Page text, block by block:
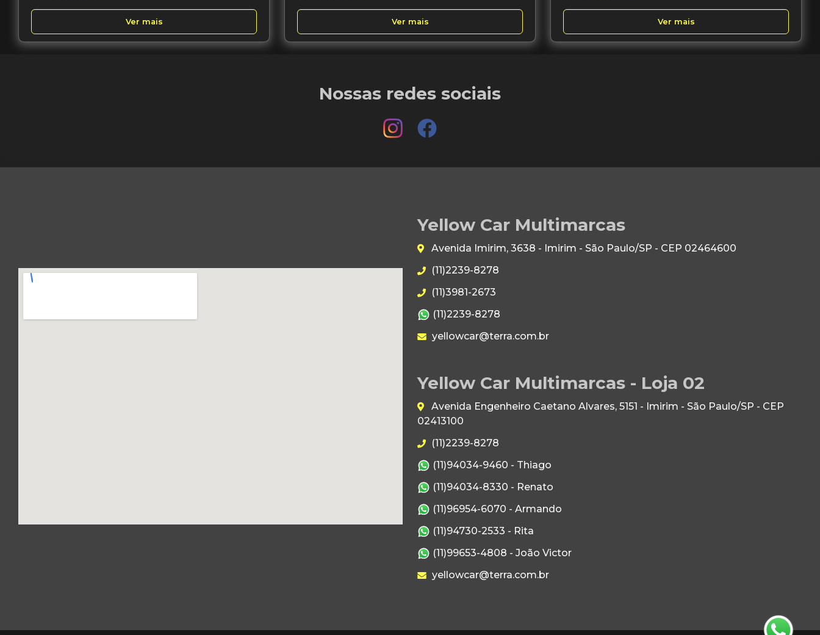
Ver mais Ver mais Ver mais
Nossas redes sociais
Yellow Car Multimarcas
Avenida Imirim, 3638 - Imirim - São Paulo/SP - CEP 02464600
(11)2239-8278
(11)3981-2673
(11)2239-8278
yellowcar@terra.com.br
Yellow Car Multimarcas - Loja 02
Avenida Engenheiro Caetano Alvares, 5151 - Imirim - São Paulo/SP - CEP
02413100
(11)2239-8278
(11)94034-9460 - Thiago
(11)94034-8330 - Renato
(11)96954-6070 - Armando
(11)94730-2533 - Rita
(11)99653-4808 - João Victor
yellowcar@terra.com.br